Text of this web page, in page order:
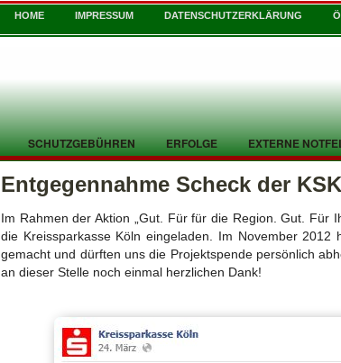
HOME IMPRESSUM DATENSCHUTZERKLÄRUNG
SCHUTZGEBÜHREN ERFOLGE EXTERNE
Entgegennahme Scheck der KSK
Im Rahmen der Aktion „Gut. Für für die Region. Gut. Für
die Kreissparkasse Köln eingeladen. Im November 2012
gemacht und dürften uns die Projektspende persönlich
an dieser Stelle noch einmal herzlichen Dank!